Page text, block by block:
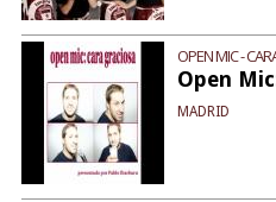
OPEN MIC -
Open
MADRID